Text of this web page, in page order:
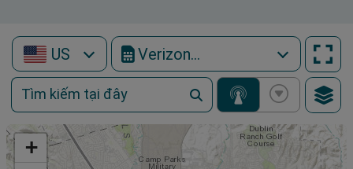
US Verizon Wireless
+